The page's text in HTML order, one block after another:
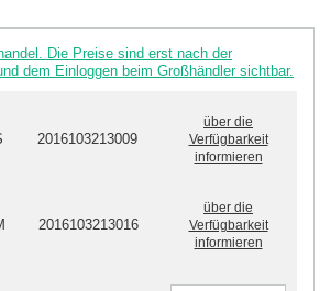
Die Preise sind erst nach der
dem Einloggen beim Großhändler sichtbar.
2016103213009
über die
Verfügbarkeit
informieren
2016103213016
über die
Verfügbarkeit
informieren